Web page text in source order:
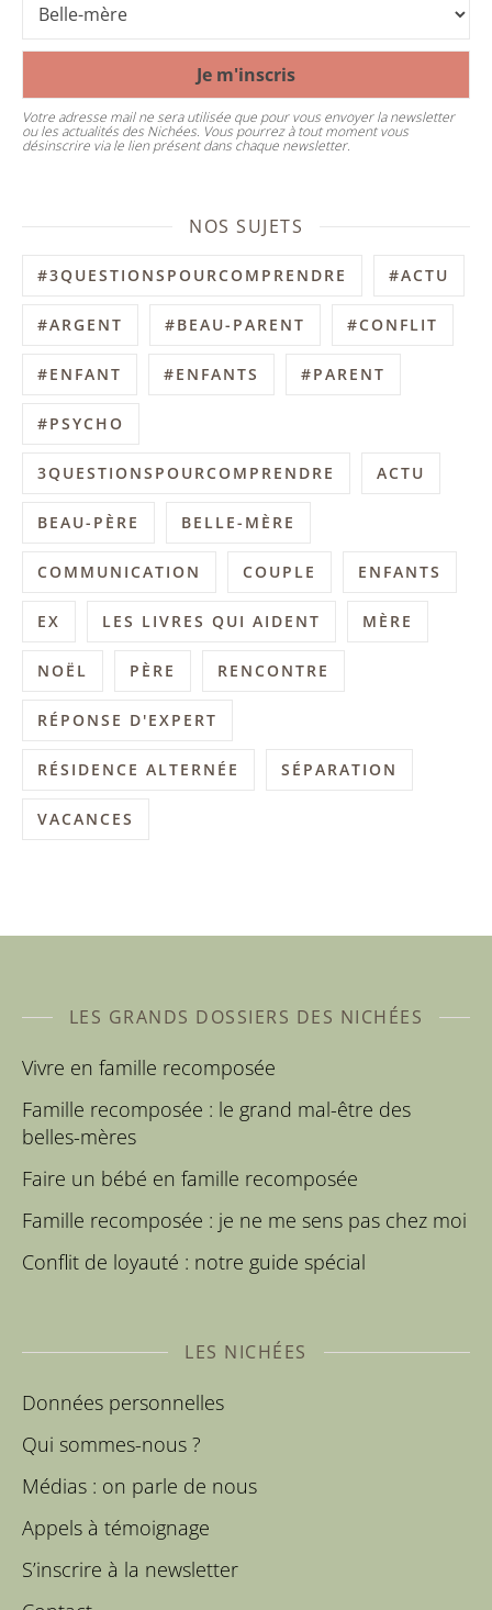
Votre adresse mail ne sera utilisée que pour vous envoyer la newsletter
ou les actualités des Nichées. Vous pourrez à tout moment vous
désinscrire via le lien présent dans chaque newsletter.
NOS SUJETS
#3QUESTIONSPOURCOMPRENDRE #ACTU
#ARGENT #BEAU-PARENT #CONFLIT
#ENFANT #ENFANTS #PARENT
#PSYCHO
3QUESTIONSPOURCOMPRENDRE ACTU
BEAU-PÈRE BELLE-MÈRE
COMMUNICATION COUPLE ENFANTS
EX LES LIVRES QUI AIDENT MÈRE
NOËL PÈRE RENCONTRE
RÉPONSE D'EXPERT
RÉSIDENCE ALTERNÉE SÉPARATION
VACANCES
LES GRANDS DOSSIERS DES NICHÉES
Vivre en famille recomposée
Famille recomposée : le grand mal-être des
belles-mères
Faire un bébé en famille recomposée
Famille recomposée : je ne me sens pas chez moi
Conflit de loyauté : notre guide spécial
LES NICHÉES
Données personnelles
Qui sommes-nous ?
Médias : on parle de nous
Appels à témoignage
S’inscrire à la newsletter